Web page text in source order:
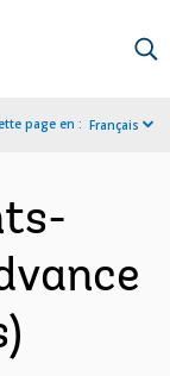
page en : Français